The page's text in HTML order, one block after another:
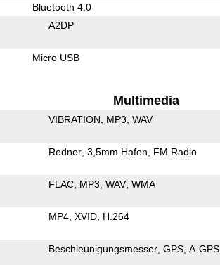
Bluetooth 4.0
A2DP
Micro USB
Multimedia
VIBRATION MP3 WAV
Redner 3,5mm Hafen FM Radio
FLAC MP3 WAV WMA
MP4 XVID H.264
Beschleunigungsmesser GPS A-GPS